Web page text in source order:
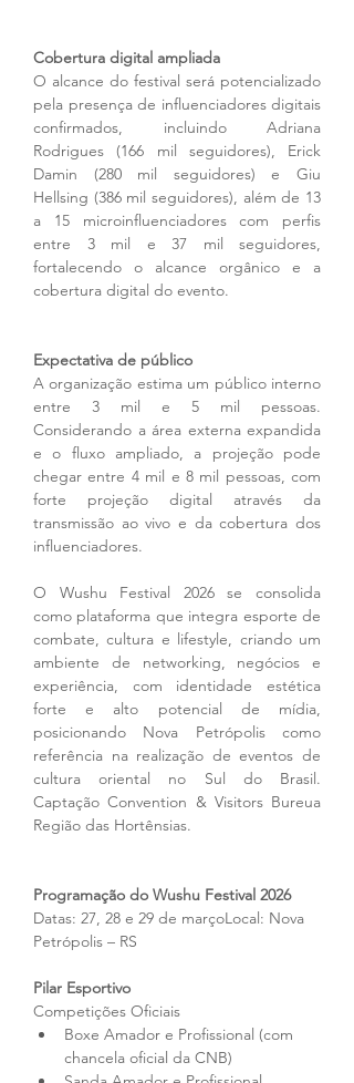
Cobertura digital ampliada
O alcance do festival será potencializado
pela presença de influenciadores digitais
confirmados, incluindo Adriana
Rodrigues (166 mil seguidores), Erick
Damin (280 mil seguidores) e Giu
Hellsing (386 mil seguidores), além de 13
a 15 microinfluenciadores com perfis
entre 3 mil e 37 mil seguidores,
fortalecendo o alcance orgânico e a
cobertura digital do evento.
Expectativa de público
A organização estima um público interno
entre 3 mil e 5 mil pessoas.
Considerando a área externa expandida
e o fluxo ampliado, a projeção pode
chegar entre 4 mil e 8 mil pessoas, com
forte projeção digital através da
transmissão ao vivo e da cobertura dos
influenciadores.
O Wushu Festival 2026 se consolida
como plataforma que integra esporte de
combate, cultura e lifestyle, criando um
ambiente de networking, negócios e
experiência, com identidade estética
forte e alto potencial de mídia,
posicionando Nova Petrópolis como
referência na realização de eventos de
cultura oriental no Sul do Brasil.
Captação Convention & Visitors Bureua
Região das Hortênsias.
Programação do Wushu Festival 2026
Datas: 27, 28 e 29 de marçoLocal: Nova
Petrópolis – RS
Pilar Esportivo
Competições Oficiais
Boxe Amador e Profissional (com
chancela oficial da CNB)